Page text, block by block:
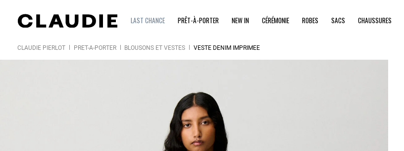
LAST CHANCE PRÊT-À-PORTER NEW IN CÉRÉMONIE ROBES SACS CHAUSSURES
CLAUDIE PIERLOT PRÊT-À-PORTER BLOUSONS ET VESTES VESTE DENIM IMPRIMÉE